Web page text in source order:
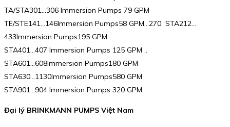
TA/STA301…306 Immersion Pumps 79 GPM
TE/STE141…146Immersion Pumps58 GPM…270 STA212…
433Immersion Pumps195 GPM
STA401…407 Immersion Pumps 125 GPM ..
STA601…608Immersion Pumps180 GPM
STA630…1130Immersion Pumps580 GPM
STA901…904 Immersion Pumps 320 GPM
Đại lý BRINKMANN PUMPS Việt Nam